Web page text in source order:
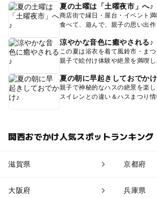
夏の土曜は「土曜夜市」へ♪
商店街で縁日・屋台・イベント満
食べて、遊んで、親子の思い出作
涼やかな音色に癒やされる♪
この夏は浴衣を着て風鈴市・まつ
親子で絵付け体験や絶景を満喫し
夏の朝に早起きしておでか
親子で神秘的なハスの絶景を楽し
スイレンとの違い＆ハスまつり情
関西おでかけ人気スポットランキング
滋賀県 京都府
大阪府 兵庫県